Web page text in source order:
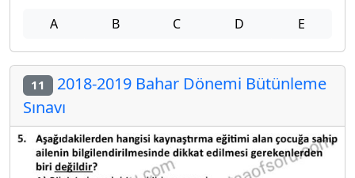
A B C D E
11 2018-2019 Bahar Dönemi Bütünleme
Sınavı